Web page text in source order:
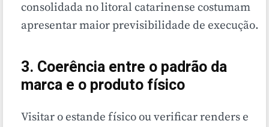
consolidada no litoral catarinense costumam
apresentar maior previsibilidade de execução.
3. Coerência entre o padrão da
marca e o produto físico
Visitar o estande físico ou verificar renders e